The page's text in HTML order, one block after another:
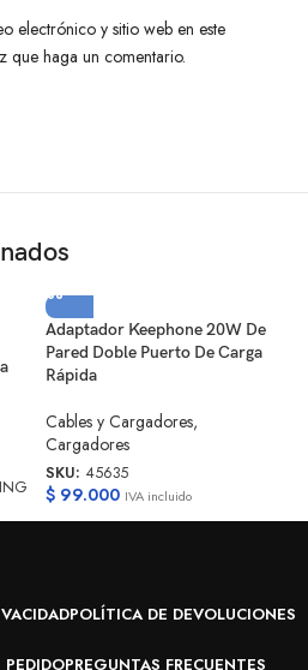
electrónico y sitio web en este
que haga un comentario.
Adaptador Keephone 20W De
Pared Doble Puerto De Carga
Rápida
Cables y Cargadores,
Cargadores
SKU: 45635
$99.000 IVA incluido
POLÍTICA DE DEVOLUCIONES
PREGUNTAS FRECUENTES